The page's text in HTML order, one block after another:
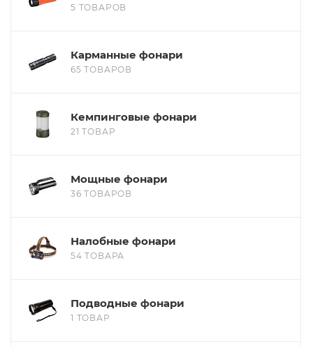
5 ТОВАРОВ
Карманные фонари
65 ТОВАРОВ
Кемпинговые фонари
21 ТОВАР
Мощные фонари
36 ТОВАРОВ
Налобные фонари
54 ТОВАРА
Подводные фонари
1 ТОВАР